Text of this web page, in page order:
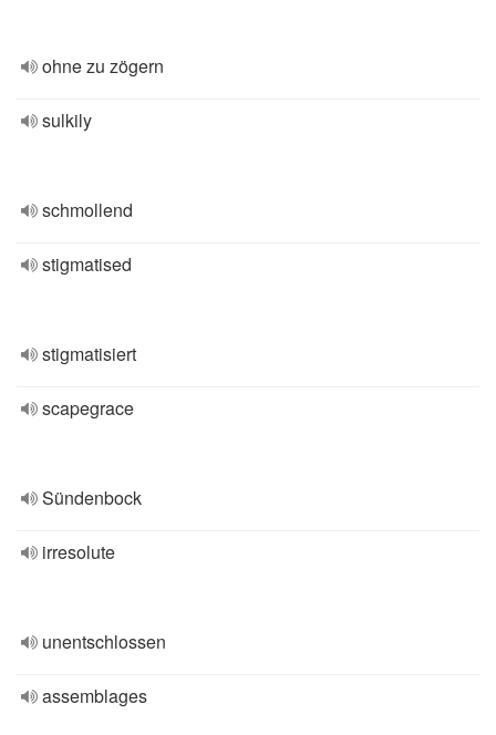
ohne zu zögern
sulkily
schmollend
stigmatised
stigmatisiert
scapegrace
Sündenbock
irresolute
unentschlossen
assemblages